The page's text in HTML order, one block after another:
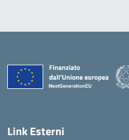
Link Esterni